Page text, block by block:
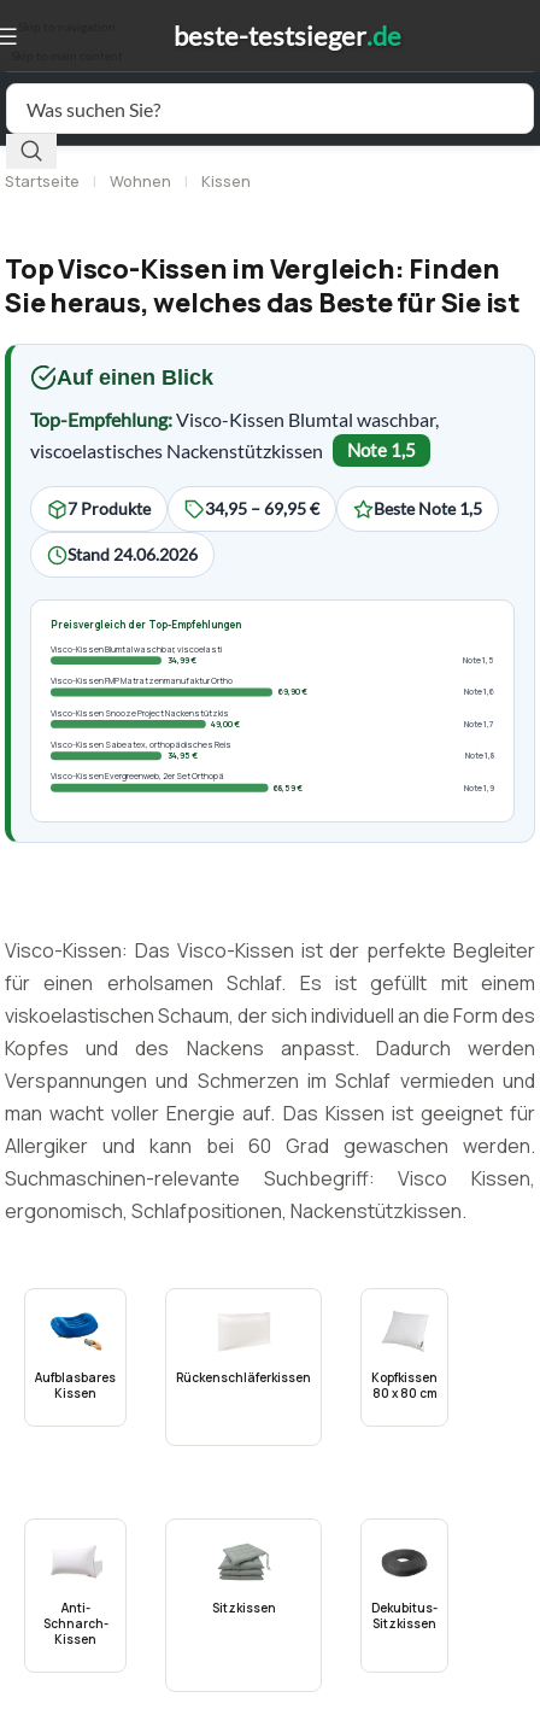
Startseite | Wohnen | Kissen
Top Visco-Kissen im Vergleich: Finden
Sie heraus, welches das Beste für Sie ist
Auf einen Blick
Top-Empfehlung:Visco-Kissen Blumtal waschbar,
viscoelastisches Nackenstützkissen
Note 1,5
7 Produkte 34,95 – 69,95 € Beste Note 1,5
Stand 24.06.2026
Preisvergleich der Top-Empfehlungen
Visco-Kissen Blumtal waschbar, viscoelasti
34,99 €
Note 1,5
Visco-Kissen FMP Matratzenmanufaktur Ortho
69,90 €
Note 1,6
Visco-Kissen Snooze Project Nackenstützkis
49,00 €
Note 1,7
Visco-Kissen Sabeatex, orthopädisches Reis
34,95 €
Note 1,8
Visco-Kissen Evergreenweb, 2er Set Orthopä
68,59 €
Note 1,9
Visco-Kissen: Das Visco-Kissen ist der perfekte Begleiter
für einen erholsamen Schlaf. Es ist gefüllt mit einem
viskoelastischen Schaum, der sich individuell an die Form des
Kopfes und des Nackens anpasst. Dadurch werden
Verspannungen und Schmerzen im Schlaf vermieden und
man wacht voller Energie auf. Das Kissen ist geeignet für
Allergiker und kann bei 60 Grad gewaschen werden.
Suchmaschinen-relevante Suchbegriff: Visco Kissen,
ergonomisch, Schlafpositionen, Nackenstützkissen.
Aufblasbares
Kissen
Rückenschläferkissen
Kopfkissen
80 x 80 cm
Anti-
Schnarch-
Kissen
Sitzkissen
Dekubitus-
Sitzkissen